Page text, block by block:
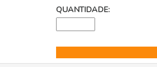
QUANTIDADE: